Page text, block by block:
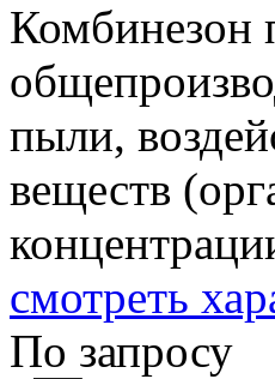
Комбинезон
пыли,
веществ
смотреть
По запросу